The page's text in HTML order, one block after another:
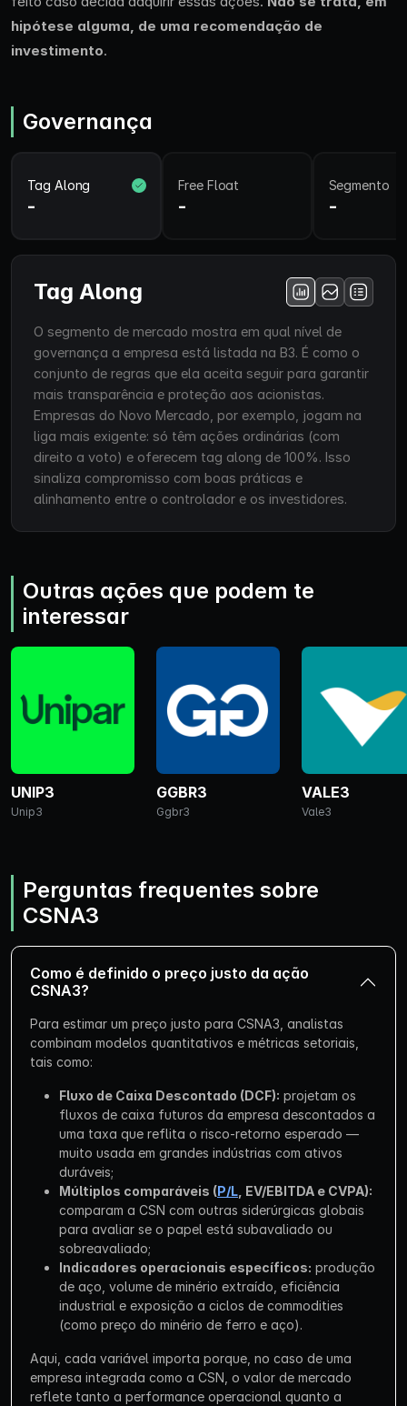
hipótese alguma, de uma recomendação de
investimento.
Governança
Tag Along
-
Free Float
-
Segmento
-
Tag Along
O segmento de mercado mostra em qual nível de
governança a empresa está listada na B3. É como o
conjunto de regras que ela aceita seguir para garantir
mais transparência e proteção aos acionistas.
Empresas do Novo Mercado, por exemplo, jogam na
liga mais exigente: só têm ações ordinárias (com
direito a voto) e oferecem tag along de 100%. Isso
sinaliza compromisso com boas práticas e
alinhamento entre o controlador e os investidores.
Outras ações que podem te
interessar
UNIP3
Unip3
GGBR3
Ggbr3
VALE3
Vale3
Perguntas frequentes sobre
CSNA3
Como é definido o preço justo da ação
CSNA3?
Para estimar um preço justo para CSNA3, analistas
combinam modelos quantitativos e métricas setoriais,
tais como:
Fluxo de Caixa Descontado (DCF): projetam os
fluxos de caixa futuros da empresa descontados a
uma taxa que reflita o risco-retorno esperado —
muito usada em grandes indústrias com ativos
duráveis;
Múltiplos comparáveis (P/L, EV/EBITDA e CVPA):
comparam a CSN com outras siderúrgicas globais
para avaliar se o papel está subavaliado ou
sobreavaliado;
Indicadores operacionais específicos: produção
de aço, volume de minério extraído, eficiência
industrial e exposição a ciclos de commodities
(como preço do minério de ferro e aço).
Aqui, cada variável importa porque, no caso de uma
empresa integrada como a CSN, o valor de mercado
reflete tanto a performance operacional quanto a